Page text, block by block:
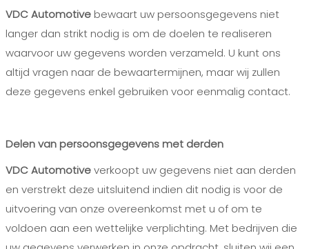
VDC Automotivebewaart uw persoonsgegevens niet
langer dan strikt nodig is om de doelen te realiseren
waarvoor uw gegevens worden verzameld. U kunt ons
altijd vragen naar de bewaartermijnen, maar wij zullen
deze gegevens enkel gebruiken voor eenmalig contact.
Delen van persoonsgegevens met derden
VDC Automotiveverkoopt uw gegevens niet aan derden
en verstrekt deze uitsluitend indien dit nodig is voor de
uitvoering van onze overeenkomst met u of om te
voldoen aan een wettelijke verplichting. Met bedrijven die